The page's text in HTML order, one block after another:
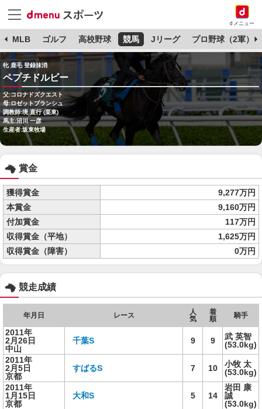
dメニュー
MLB ゴルフ 高校野球 競馬 Jリーグ プロ野球（2軍）
牝 鹿毛 登録抹消
ペプチドルビー
父:コロナドズクエスト
母:ロゼットブランシュ
調教師:境 直行 (栗東)
馬主:沼川 一彦
生産者:坂東牧場
賞金
獲得賞金
9,277万円
本賞金
9,160万円
付加賞金
117万円
収得賞金（平地）
1,625万円
収得賞金（障害）
0万円
競走成績
年月日 レース
人
気
着
順
騎手
2011年
2月26日
中山
千葉S 9 9
武 英智
(53.0kg)
2011年
2月5日
京都
すばるS 7 10
小牧 太
(53.0kg)
2011年
1月15日
京都
大和S 5 14
岩田 康
誠
(53.0kg)